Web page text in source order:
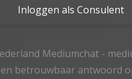
Inloggen als Consulent
Mediumchat -
betrouwbaar antwoord